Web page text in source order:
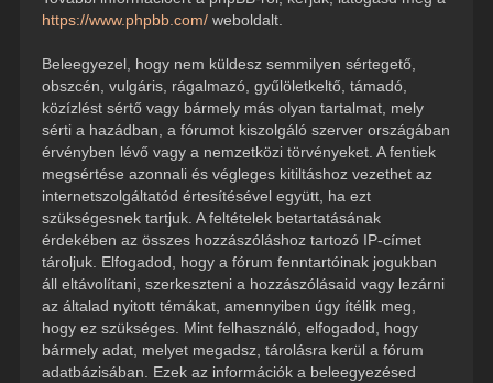
https://www.phpbb.com/weboldalt.
Beleegyezel, hogy nem küldesz semmilyen sértegető,
obszcén, vulgáris, rágalmazó, gyűlöletkeltő, támadó,
közízlést sértő vagy bármely más olyan tartalmat, mely
sérti a hazádban, a fórumot kiszolgáló szerver országában
érvényben lévő vagy a nemzetközi törvényeket. A fentiek
megsértése azonnali és végleges kitiltáshoz vezethet az
internetszolgáltatód értesítésével együtt, ha ezt
szükségesnek tartjuk. A feltételek betartatásának
érdekében az összes hozzászóláshoz tartozó IP-címet
tároljuk. Elfogadod, hogy a fórum fenntartóinak jogukban
áll eltávolítani, szerkeszteni a hozzászólásaid vagy lezárni
az általad nyitott témákat, amennyiben úgy ítélik meg,
hogy ez szükséges. Mint felhasználó, elfogadod, hogy
bármely adat, melyet megadsz, tárolásra kerül a fórum
adatbázisában. Ezek az információk a beleegyezésed